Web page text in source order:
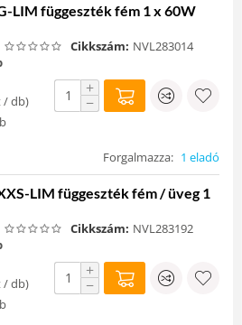
LIM függeszték fém 1 x 60W
Cikkszám: NVL283014
/ db)
+
−
Forgalmazza: 1 eladó
LIM függeszték fém / üveg 1
Cikkszám: NVL283192
/ db)
+
−